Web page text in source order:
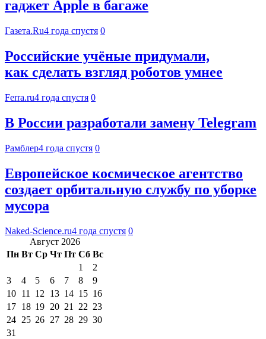
гаджет Apple в багаже
Газета.Ru4 года спустя 0
Российские учёные придумали,
как сделать взгляд роботов умнее
Ferra.ru4 года спустя 0
В России разработали замену Telegram
Рамблер4 года спустя 0
Европейское космическое агентство
создает орбитальную службу по уборке
мусора
Naked-Science.ru4 года спустя 0
Август 2026
Пн Вт Ср Чт Пт Сб Вс
1
2
3
4 5 6 7 8
9
10 11 12 13 14 15 16
17 18 19 20 21 22 23
24 25 26 27 28 29 30
31